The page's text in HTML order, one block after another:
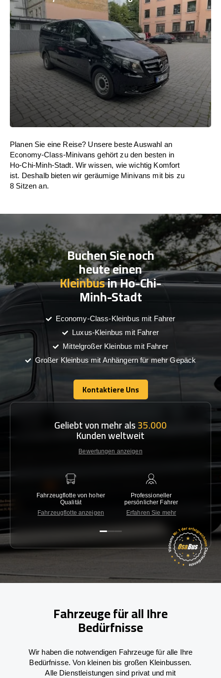
Planen Sie eine Reise? Unsere beste Auswahl an
Economy-Class-Minivans gehört zu den besten in
Ho-Chi-Minh-Stadt. Wir wissen, wie wichtig Komfort
ist. Deshalb bieten wir geräumige Minivans mit bis zu
8 Sitzen an.
Buchen Sie noch
heute einen
Kleinbusin Ho-Chi-
Minh-Stadt
Economy-Class-Kleinbus mit Fahrer
Luxus-Kleinbus mit Fahrer
Mittelgroßer Kleinbus mit Fahrer
Großer Kleinbus mit Anhängern für mehr Gepäck
Kontaktiere Uns
Kontaktiere Uns
Geliebt von mehr als35.000
Kunden weltweit
Bewertungen anzeigen
Fahrzeugflotte von hoher
Qualität
Fahrzeugflotte anzeigen
Professioneller
persönlicher Fahrer
Erfahren Sie mehr
Fahrzeuge für all Ihre
Bedürfnisse
Wir haben die notwendigen Fahrzeuge für alle Ihre
Bedürfnisse. Von kleinen bis großen Kleinbussen.
Alle Dienstleistungen sind privat und mit